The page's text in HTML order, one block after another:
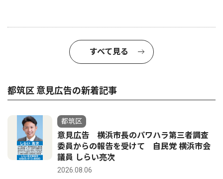
すべて見る
都筑区 意見広告の新着記事
都筑区
意見広告 横浜市長のパワハラ第三者調査
委員からの報告を受けて 自民党 横浜市会
議員 しらい亮次
2026.08.06